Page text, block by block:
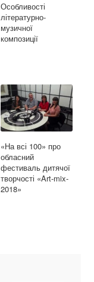
Особливості
літературно-
музичної
композиції
«На всі 100» про
обласний
фестиваль дитячої
творчості «Art-mix-
2018»